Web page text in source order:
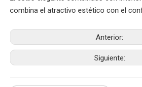
combina el atractivo estético con el
Anterior:
Siguiente: